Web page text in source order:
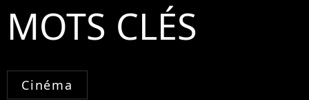
MOTS CLÉS
Cinéma